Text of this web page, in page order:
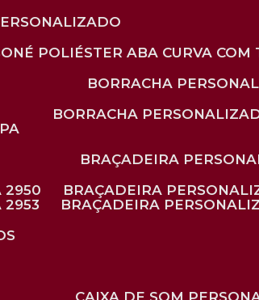
BONÉ POLIÉSTER ABA CURVA COM
BORRACHA
BORRACHA
BRAÇADEIRA
2950
BRAÇADEIRA
2953
BRAÇADEIRA
CAIXA DE SOM